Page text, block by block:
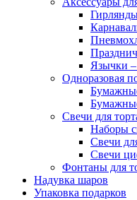
Язычки –
Одноразовая
Свечи для
Наборы
Свечи
Свечи
Фонтаны для
Надувка шаров
Упаковка подарков